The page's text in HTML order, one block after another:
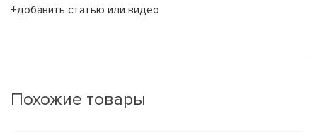
+добавить статью или видео
Похожие товары